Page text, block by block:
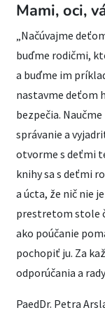
Mami, oci,
„Načúvajme
buďme rodičmi,
a buďme im
nastavme deťom
bezpečia.
správanie a
otvorme s deťmi
knihy sa s deťmi
a úcta, že nič nie
prestretom stole
ako poúčanie
pochopiť ju. Za
odporúčania a
PaedDr. Petra